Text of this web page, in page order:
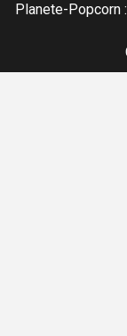
Planete-Popcorn